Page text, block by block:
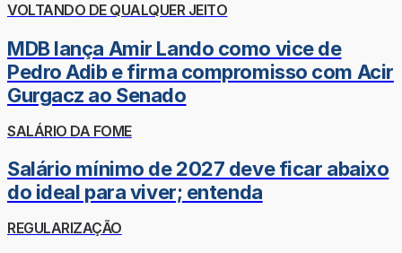
VOLTANDO DE QUALQUER JEITO
MDB lança Amir Lando como vice de
Pedro Adib e firma compromisso com Acir
Gurgacz ao Senado
SALÁRIO DA FOME
Salário mínimo de 2027 deve ficar abaixo
do ideal para viver; entenda
REGULARIZAÇÃO